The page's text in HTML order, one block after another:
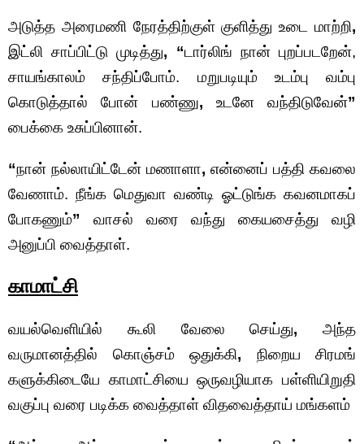
அடுத்த அரைமணி நேரத்திற்குள் குளித்து உடை மாற்றி,
இட்லி சாப்பிட்டு முடித்து, “டார்லிங் நான் புறப்படறேன்,
சாயங்காலம் சந்திப்போம். மறுபடியும் உடம்பு வம்பு
கொடுத்தால் போன் பண்ணு, உடனே வந்திடுவேன்”
பைக்கை உசுப்பினான்.
“நான் நல்லாயிட்டேன் மணாளா, என்னைப் பத்தி கவலை
வேணாம். நீங்க மெதுவா வண்டி ஓட்டுங்க கவனமாகப்
போகணும்” வாசல் வரை வந்து கையசைத்து வழி
அனுப்பி வைத்தாள்.
காமாட்சி
வயல்வெளியில் கூலி வேலை செய்து, அந்த
வருமானத்தில் கொஞ்சம் ஒதுக்கி, நிறைய சிரமங்
களுக்கிடையே காமாட்சியை ஒருவழியாக பள்ளியிறுதி
வகுப்பு வரை படிக்க வைத்தாள் விதவைத்தாய் மங்களம்